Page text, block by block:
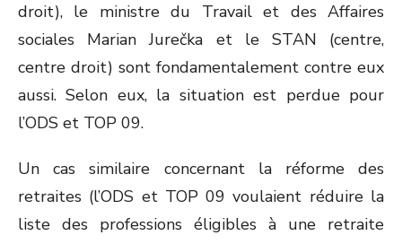
droit), le ministre du Travail et des Affaires
sociales Marian Jurečka et le STAN (centre,
centre droit) sont fondamentalement contre eux
aussi. Selon eux, la situation est perdue pour
l’ODS et TOP 09.
Un cas similaire concernant la réforme des
retraites (l’ODS et TOP 09 voulaient réduire la
liste des professions éligibles à une retraite